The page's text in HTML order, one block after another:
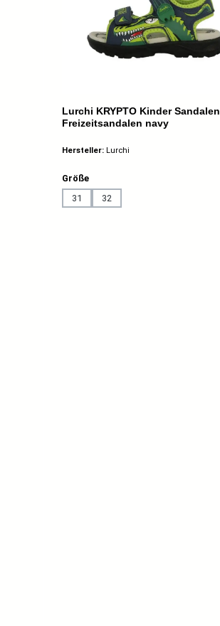
Lurchi KRYPTO Kinder Sandalen
Freizeitsandalen navy
Hersteller: Lurchi
Größeauswählen
31
32